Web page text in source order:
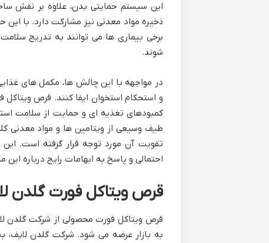
این سیستم حمایتی بدن، علاوه بر نقش
ذخیره مواد معدنی نیز مشارکت دارد. با این
برخی بیماری ها می توانند به تدریج
شوند.
در مواجهه با این چالش ها، مکمل های
و استحکام استخوان ایفا کنند. قرص ویتاکل
کمبودهای تغذیه ای و حمایت از سلامت
طیف وسیعی از ویتامین ها و مواد معدنی
تقویت آن مورد توجه قرار گرفته است.
احتمالی و پاسخ به ابهامات رایج درباره این
قرص ویتاکل فورت
به بازار عرضه می شود. شرکت گلدن لایف،